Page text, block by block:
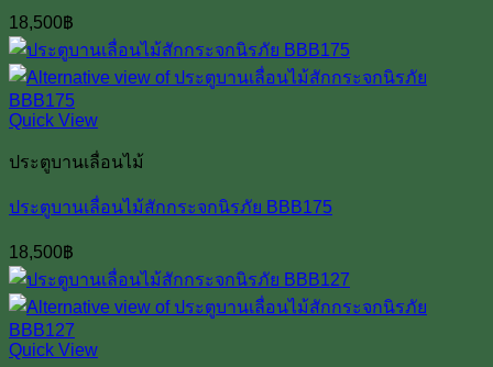
18,500฿
Quick View
ประตูบานเลื่อนไม้
ประตูบานเลื่อนไม้สักกระจกนิรภัย BBB175
18,500฿
Quick View